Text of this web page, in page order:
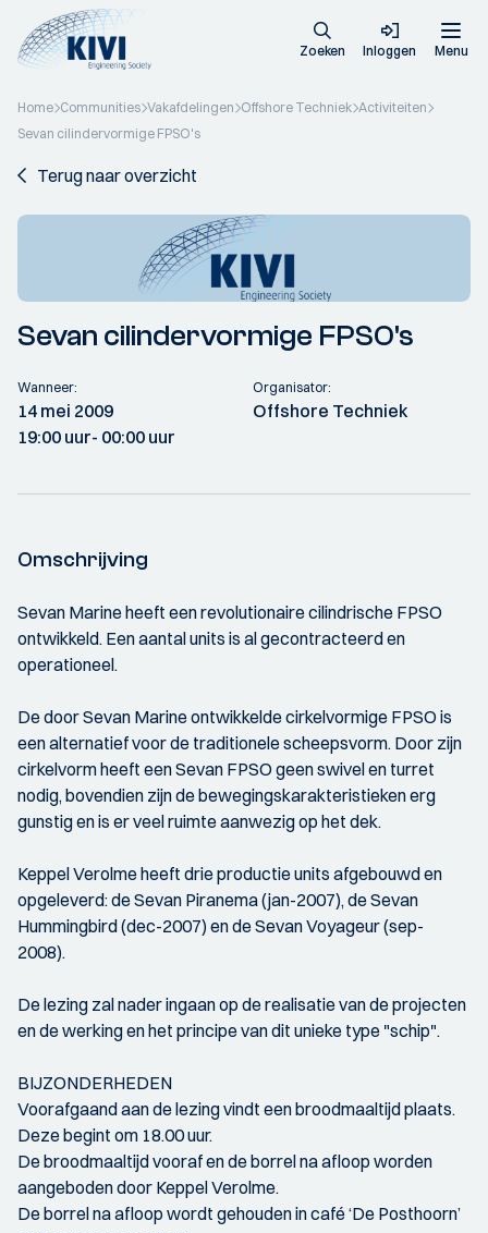
Zoeken Inloggen Menu
Home Communities Vakafdelingen Offshore Techniek Activiteiten
Sevan cilindervormige FPSO's
Terug naar overzicht
Sevan cilindervormige FPSO's
Wanneer:
14 mei 2009
19:00 uur- 00:00 uur
Organisator:
Offshore Techniek
Omschrijving
Sevan Marine heeft een revolutionaire cilindrische FPSO
ontwikkeld. Een aantal units is al gecontracteerd en
operationeel.
De door Sevan Marine ontwikkelde cirkelvormige FPSO is
een alternatief voor de traditionele scheepsvorm. Door zijn
cirkelvorm heeft een Sevan FPSO geen swivel en turret
nodig, bovendien zijn de bewegingskarakteristieken erg
gunstig en is er veel ruimte aanwezig op het dek.
Keppel Verolme heeft drie productie units afgebouwd en
opgeleverd: de Sevan Piranema (jan-2007), de Sevan
Hummingbird (dec-2007) en de Sevan Voyageur (sep-
2008).
De lezing zal nader ingaan op de realisatie van de projecten
en de werking en het principe van dit unieke type "schip".
BIJZONDERHEDEN
Voorafgaand aan de lezing vindt een broodmaaltijd plaats.
Deze begint om 18.00 uur.
De broodmaaltijd vooraf en de borrel na afloop worden
aangeboden door Keppel Verolme.
De borrel na afloop wordt gehouden in café ‘De Posthoorn’